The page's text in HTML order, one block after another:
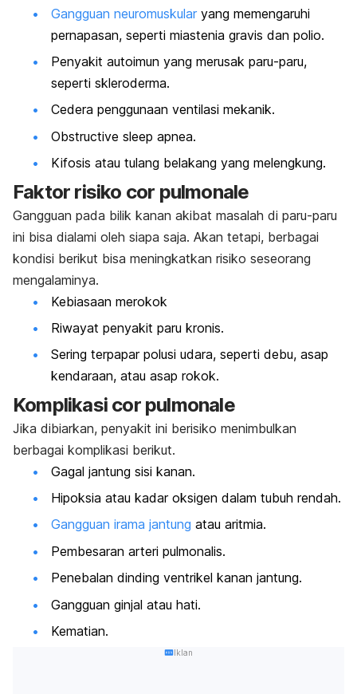
Gangguan neuromuskular yang memengaruhi
pernapasan, seperti miastenia gravis dan polio.
Penyakit autoimun yang merusak paru-paru,
seperti skleroderma.
Cedera penggunaan ventilasi mekanik.
Obstructive sleep apnea.
Kifosis atau tulang belakang yang melengkung.
Faktor risiko cor pulmonale
Gangguan pada bilik kanan akibat masalah di paru-paru
ini bisa dialami oleh siapa saja. Akan tetapi, berbagai
kondisi berikut bisa meningkatkan risiko seseorang
mengalaminya.
Kebiasaan merokok
Riwayat penyakit paru kronis.
Sering terpapar polusi udara, seperti debu, asap
kendaraan, atau asap rokok.
Komplikasi cor pulmonale
Jika dibiarkan, penyakit ini berisiko menimbulkan
berbagai komplikasi berikut.
Gagal jantung sisi kanan.
Hipoksia atau kadar oksigen dalam tubuh rendah.
Gangguan irama jantung atau aritmia.
Pembesaran arteri pulmonalis.
Penebalan dinding ventrikel kanan jantung.
Gangguan ginjal atau hati.
Kematian.
Iklan